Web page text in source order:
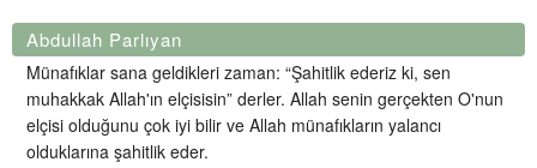
Abdullah Parlıyan
Münafıklar sana geldikleri zaman: “Şahitlik ederiz ki, sen
muhakkak Allah'ın elçisisin” derler. Allah senin gerçekten O'nun
elçisi olduğunu çok iyi bilir ve Allah münafıkların yalancı
olduklarına şahitlik eder.